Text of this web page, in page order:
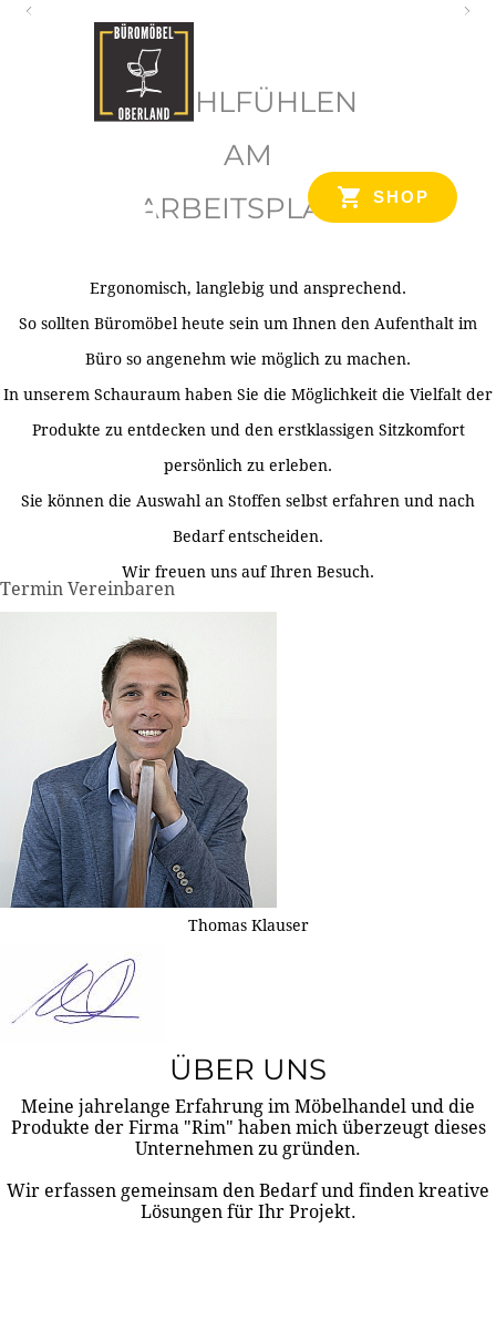
SHOP
WOHLFÜHLEN
AM
ARBEITSPLATZ
Ergonomisch, langlebig und ansprechend.
So sollten Büromöbel heute sein um Ihnen den Aufenthalt im
Büro so angenehm wie möglich zu machen.
In unserem Schauraum haben Sie die Möglichkeit die Vielfalt der
Produkte zu entdecken und den erstklassigen Sitzkomfort
persönlich zu erleben.
Sie können die Auswahl an Stoffen selbst erfahren und nach
Bedarf entscheiden.
Wir freuen uns auf Ihren Besuch.
Termin Vereinbaren
Thomas Klauser
ÜBER UNS
Meine jahrelange Erfahrung im Möbelhandel und die
Produkte der Firma "Rim" haben mich überzeugt dieses
Unternehmen zu gründen.
Wir erfassen gemeinsam den Bedarf und finden kreative
Lösungen für Ihr Projekt.